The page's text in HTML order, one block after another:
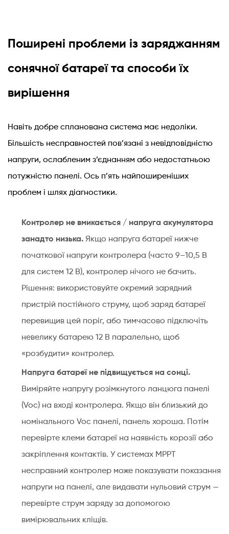
Поширені проблеми із заряджанням
сонячної батареї та способи їх
вирішення
Навіть добре спланована система має недоліки.
Більшість несправностей пов’язані з невідповідністю
напруги, ослабленим з’єднанням або недостатньою
потужністю панелі. Ось п’ять найпоширеніших
проблем і шлях діагностики.
Контролер не вмикається / напруга акумулятора
занадто низька. Якщо напруга батареї нижче
початкової напруги контролера (часто 9–10,5 В
для систем 12 В), контролер нічого не бачить.
Рішення: використовуйте окремий зарядний
пристрій постійного струму, щоб заряд батареї
перевищив цей поріг, або тимчасово підключіть
невелику батарею 12 В паралельно, щоб
«розбудити» контролер.
Напруга батареї не підвищується на сонці.
Виміряйте напругу розімкнутого ланцюга панелі
(Voc) на вході контролера. Якщо він близький до
номінального Voc панелі, панель хороша. Потім
перевірте клеми батареї на наявність корозії або
закріплення контактів. У системах MPPT
несправний контролер може показувати показання
напруги на панелі, але видавати нульовий струм —
перевірте струм заряду за допомогою
вимірювальних кліщів.